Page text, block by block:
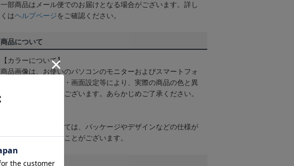
一部商品はメール便でのお届けとなる場合がございます。詳し
くはヘルプページをご確認ください。
商品について
【カラーについて】
商品画像は、お使いのパソコンのモニターおよびスマートフォ
ンのメーカー・機種・画面設定等により、実際の商品の色と異
なって見える場合がございます。あらかじめご了承ください。
取り扱い商品によっては、パッケージやデザインなどの仕様が
予告なく変更になることがございます。
その他